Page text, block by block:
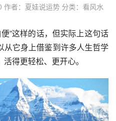
作者：夏娃说运势 分类： 看风水
从它身上借鉴到许多人生哲学
得更轻松、更开心。